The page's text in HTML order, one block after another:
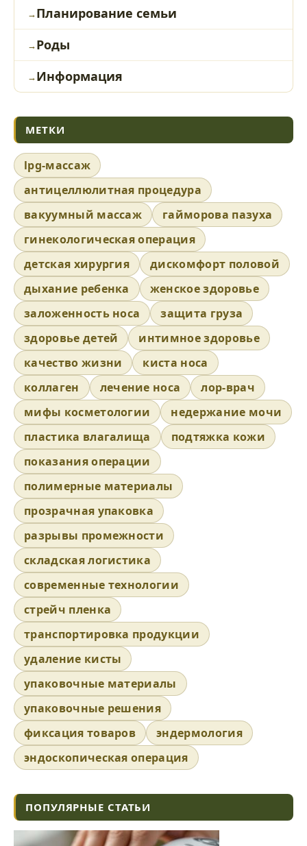
Планирование семьи
Роды
Информация
МЕТКИ
lpg-массаж
антицеллюлитная процедура
вакуумный массаж
гайморова пазуха
гинекологическая операция
детская хирургия
дискомфорт половой
дыхание ребенка
женское здоровье
заложенность носа
защита груза
здоровье детей
интимное здоровье
качество жизни
киста носа
коллаген
лечение носа
лор-врач
мифы косметологии
недержание мочи
пластика влагалища
подтяжка кожи
показания операции
полимерные материалы
прозрачная упаковка
разрывы промежности
складская логистика
современные технологии
стрейч пленка
транспортировка продукции
удаление кисты
упаковочные материалы
упаковочные решения
фиксация товаров
эндермология
эндоскопическая операция
ПОПУЛЯРНЫЕ СТАТЬИ